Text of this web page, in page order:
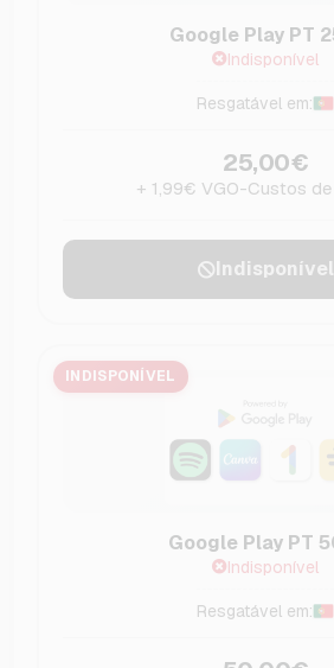
Google Play PT
Indisponível
Resgatável em:
25,00€
+ 1,99€ VGO-Custos
Indisponível
INDISPONÍVEL
Google Play PT
Indisponível
Resgatável em: